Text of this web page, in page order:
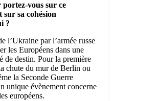
portez-vous sur ce
sur sa cohésion
?
l’Ukraine par l’armée russe
les Européens dans une
de destin. Pour la première
chute du mur de Berlin ou
la Seconde Guerre
unique évènement concerne
européens.